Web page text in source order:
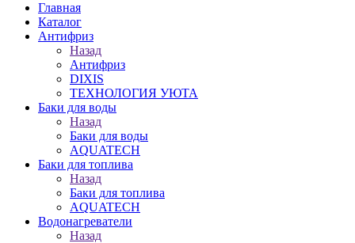
Главная
Каталог
Антифриз
Назад
Антифриз
DIXIS
ТЕХНОЛОГИЯ УЮТА
Баки для воды
Назад
Баки для воды
AQUATECH
Баки для топлива
Назад
Баки для топлива
AQUATECH
Водонагреватели
Назад